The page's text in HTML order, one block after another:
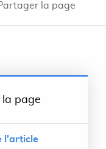
la page
la page
l'article